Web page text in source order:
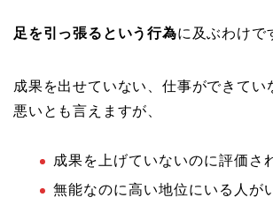
足を引っ張るという行為に及ぶわけで
成果を出せていない、仕事ができてい
悪いとも言えますが、
成果を上げていないのに評価さ
無能なのに高い地位にいる人が